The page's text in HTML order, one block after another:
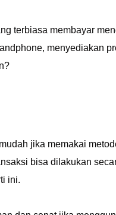
terbiasa membayar
menyediakan
jika memakai
bisa dilakukan
ini.